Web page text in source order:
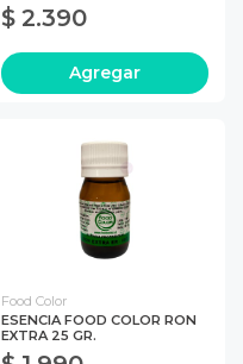
$ 2.390
Agregar
Food Color
ESENCIA FOOD COLOR RON
EXTRA 25 GR.